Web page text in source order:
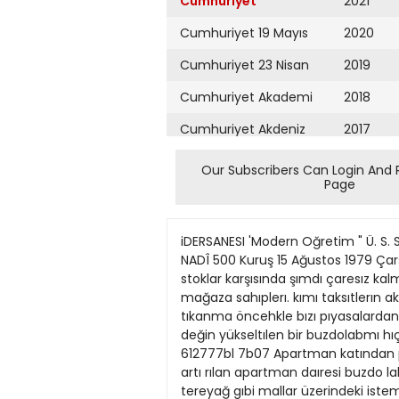
Cumhuriyet 19 Mayıs
Cumhuriyet 23 Nisan
Cumhuriyet Akademi
Cumhuriyet Akdeniz
Cumhuriyet Alışveriş
Cumhuriyet Ankara
Cumhuriyet Büyük
Taaruz
Cumhuriyet
Cumartesi
Cumhuriyet Çevre
2020
2019
2018
2017
2016
2015
2013
2012
2011
2010
2009
Our Subscribers Can Login And
Page
iDERSANESI 'Modern Oğretim " Ü. S. S. kursları Kayıtlar başladı Cağaloğlu Istanbul 22 24 60 56. Yıl; Sayı: 19776 urıye r «• Kurucusu : YUNUS NADÎ 500 Kuruş 15 Ağustos 1979 Çarşamba nı, hazırhklarını da buna ko şut bır gelışnıeji ongorerek yaptıkla'ım behrten bayiler, vıgılan stoklar karşısında şımdı çaresız kalmış dururrdadırlar Buzdolabı ve ben7en e^valan üreten kesımı ağır bır dılle eleştırmeve başlayan mağaza sahıplerı. kımı taksıtlerın aksadıg\nı. semtlerdekı banka şubelennin de kredayı alabıldıgıne kestıgını anımsatarak, «saüşlardaki tıkanma öncehkle bızı pıyasalardan sılecek düzeye ulaştı» demışlerdlr Bayıler. pıyasayı ayakta tutan genıs yurttaş kıtlesmın 24 bın lıraya değin yükseltılen bir buzdolabmı hıç bır şekılde alabılecek (Arkası So. 11, Sü. 2 d«) Modern Kgitim tvn 5l Vrsanosi i Besktas, Istanbul 612777bl 7b07 Apartman katından peynire, îıer alandaki büyük iiyat artışı, talebi piyasadan siliyor İSTANBUL HABER SERVİSİ Fıyatlan sık sık artı rılan apartman daıresi buzdo labı, çamaşır makması, dıkış makması, şofben, termosıfon, otomobil, televizyon, ayakkabı, elbıse, et. tereyağ gıbi mallar üzerindeki istem genlemesi doruk noktaya ulaşmış, bunun sonucu olarak da sözkonusu mallan ü retenlerle. pazarlayanlar arasında yoğun bır suçlama kampanyası başlamıştır. Istem genlemesının ılk olumsuz etkısı dayanıklı tuketım mallannı pazarlayan kesımde görulmuştür Yıllardır bu alanda çalıştıklarını. özelhkle ıçınde bulun duğumuz sezonda daha \uk sek düzeyde mal sattıkları Teoman Köprülüler büyük yağ üreticilerinin AP'li Nuri Bayar'la temas halinde hükümeti zor duruma düşürmeye çabaladıklarını öne sürdü VVASHİNGTON, (ANKA) Bırleşık Amerıka'nın, Turkıye'ye dort savoş gemısı verılmesıyle ılgılı kararını durdurduğu bıld1rılmektedır Durdurma kararının. Temsılcıler Meclısi Sılah'ı Hızmetler Komıtesı üyelerınden Les Aspın'ın ısteğı uzenne aı.ndığı be'ırtılmekted'r Demokrat Partının Vısconsın nyaletırı temsıl eden Kongre uyesı Les Aspın. bu ısteğıne ge rekçe clarak, Kıbrıs konusunda ycpha" çörüşmelerde ileı'eme Kcydeclı memesını ve Türkı\e re E..r>es > Amerıka arcsında mahl kuıiTi'in ladesını öngoren cnlaçmanın gecıktırılmesınl goster thf\{ ıfade edılmekted'r Les Asp n vp'dığı demecto secım boıçebmder olan Kathryn Zenz odındakı bır kadın!n bırlıkte oi»k dort kışınin uyuçturucu nıad ds kacakcılığındon 1972 yılından borı Türk hapıshanelennde b'j'ur'.uğuna ısaret ederek, «Tjr kıv; s'ıc'ulonp ıci 1 "!! nnias^ası Uierıne vatarsa ben de avas gemılermin verılmesi üze' ne yatarım» dedığı ılei sürüîrrektedir Bu konuda edınılen bılgılere